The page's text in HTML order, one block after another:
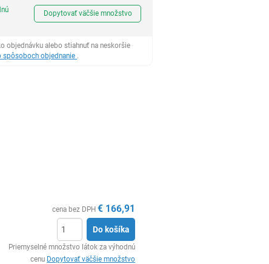
Ks
Dopytovať väčšie množstvo
objednávku alebo stiahnuť na neskoršie
spôsoboch objednanie .
cena bez DPH € 166,91
Do košíka
Priemyselné množstvo látok za výhodnú
cenu Dopytovať väčšie množstvo